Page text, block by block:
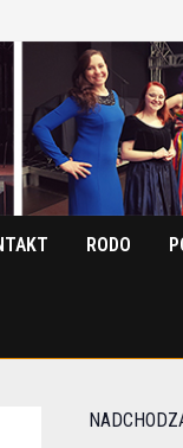
RODO